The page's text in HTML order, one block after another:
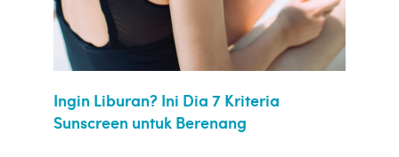
Ingin Liburan? Ini Dia 7 Kriteria
Sunscreen untuk Berenang